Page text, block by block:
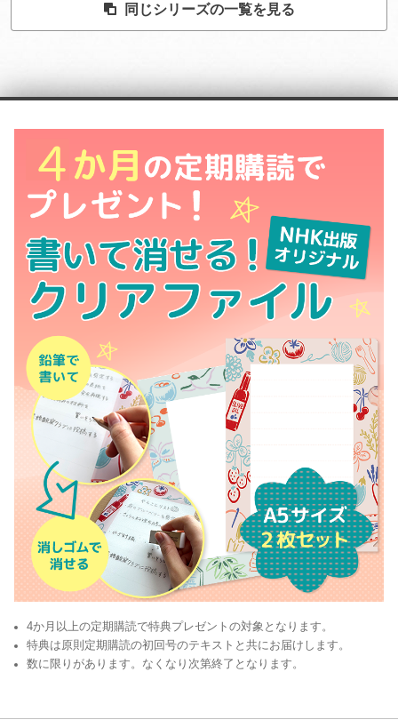
同じシリーズの一覧を見る
4か月以上の定期購読で特典プレゼントの対象となります。
特典は原則定期購読の初回号のテキストと共にお届けします。
数に限りがあります。なくなり次第終了となります。